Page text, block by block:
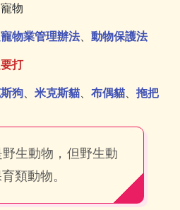
物
物業管理辦法、 動物保護法
打
狗、 米克斯貓、 布偶貓、 拖把狗
生動物，但野生動
類動物。